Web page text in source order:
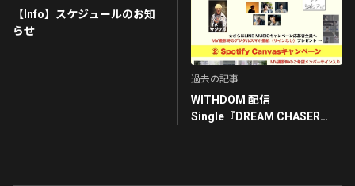
アンバサダーおめでとう😍✨
【Info】スケジュールのお知
らせ
過去の記事
WITHDOM 配信
Single『DREAM CHASER